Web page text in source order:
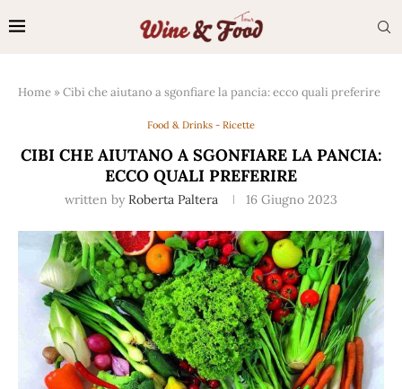
Home »Cibi che aiutano a sgonfiare la pancia: ecco quali preferire
Food & Drinks - Ricette
CIBI CHE AIUTANO A SGONFIARE LA PANCIA:
ECCO QUALI PREFERIRE
written by Roberta Paltera 16 Giugno 2023